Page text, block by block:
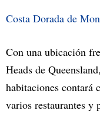
Costa Dorada de
Con una ubicación
Heads de
habitaciones contará
varios restaurantes